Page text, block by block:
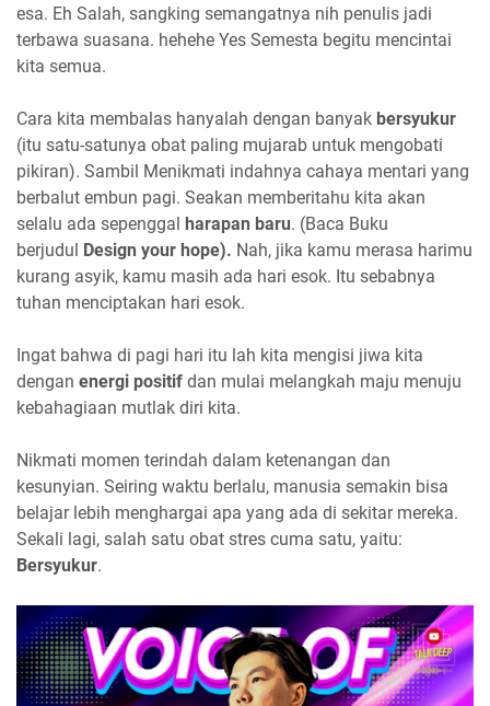
esa. Eh Salah, sangking semangatnya nih penulis jadi
terbawa suasana. hehehe Yes Semesta begitu mencintai
kita semua.
Cara kita membalas hanyalah dengan banyak bersyukur
(itu satu-satunya obat paling mujarab untuk mengobati
pikiran). Sambil Menikmati indahnya cahaya mentari yang
berbalut embun pagi. Seakan memberitahu kita akan
selalu ada sepenggal harapan baru. (Baca Buku
berjudul Design your hope). Nah, jika kamu merasa harimu
kurang asyik, kamu masih ada hari esok. Itu sebabnya
tuhan menciptakan hari esok.
Ingat bahwa di pagi hari itu lah kita mengisi jiwa kita
dengan energi positif dan mulai melangkah maju menuju
kebahagiaan mutlak diri kita.
Nikmati momen terindah dalam ketenangan dan
kesunyian. Seiring waktu berlalu, manusia semakin bisa
belajar lebih menghargai apa yang ada di sekitar mereka.
Sekali lagi, salah satu obat stres cuma satu, yaitu:
Bersyukur.